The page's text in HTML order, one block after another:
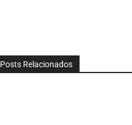
Posts Relacionados